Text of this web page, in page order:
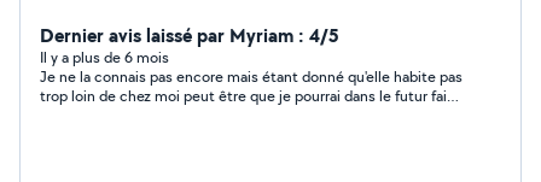
Dernier avis laissé par Myriam : 4/5
Il y a plus de 6 mois
Je ne la connais pas encore mais étant donné qu'elle habite pas
trop loin de chez moi peut être que je pourrai dans le futur faire